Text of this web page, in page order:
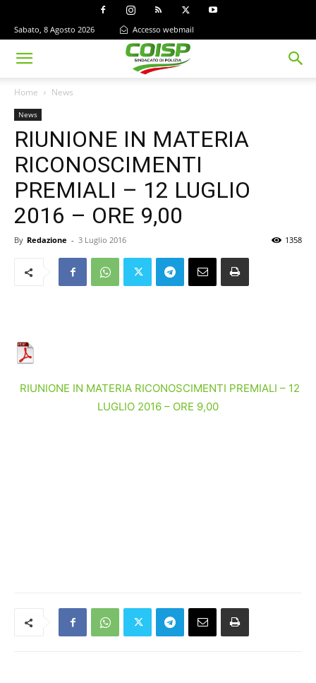
Sabato, 8 Agosto 2026 Accesso webmail
Home News
News
RIUNIONE IN MATERIA
RICONOSCIMENTI
PREMIALI – 12 LUGLIO
2016 – ORE 9,00
By Redazione - 3 Luglio 2016 1358
RIUNIONE IN MATERIA RICONOSCIMENTI PREMIALI – 12
LUGLIO 2016 – ORE 9,00